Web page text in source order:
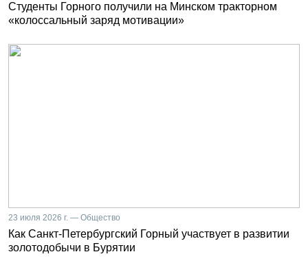
Студенты Горного получили на Минском тракторном
«колоссальный заряд мотивации»
23 июля 2026 г. — Общество
Как Санкт-Петербургский Горный участвует в развитии
золотодобычи в Бурятии